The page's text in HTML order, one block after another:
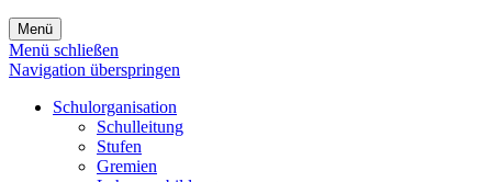
Menü
Menü schließen
Navigation überspringen
Schulorganisation
Schulleitung
Stufen
Gremien